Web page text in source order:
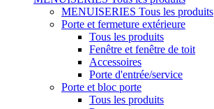
MENUISERIES Tous les produits
Porte et fermeture extérieure
Tous les produits
Fenêtre et fenêtre de toit
Accessoires
Porte d'entrée/service
Porte et bloc porte
Tous les produits